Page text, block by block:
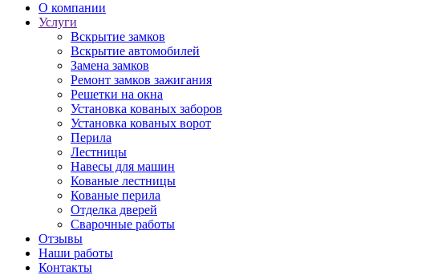
О компании
Услуги
Вскрытие замков
Вскрытие автомобилей
Замена замков
Ремонт замков зажигания
Решетки на окна
Установка кованых заборов
Установка кованых ворот
Перила
Лестницы
Навесы для машин
Кованые лестницы
Кованые перила
Отделка дверей
Сварочные работы
Отзывы
Наши работы
Контакты